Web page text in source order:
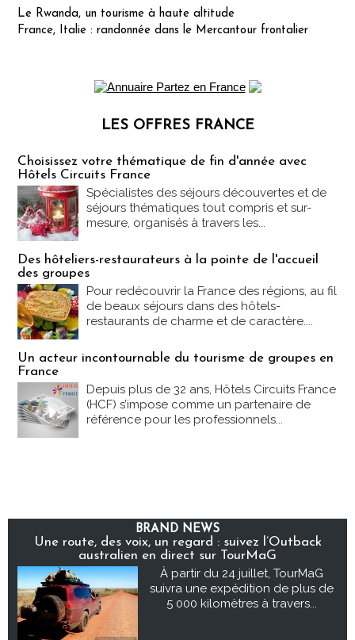
Le Rwanda, un tourisme à haute altitude
France, Italie : randonnée dans le Mercantour frontalier
LES OFFRES FRANCE
Choisissez votre thématique de fin d'année avec
Hôtels Circuits France
Spécialistes des séjours découvertes et de
séjours thématiques tout compris et sur-
mesure, organisés à travers les...
Des hôteliers-restaurateurs à la pointe de l'accueil
des groupes
Pour redécouvrir la France des régions, au fil
de beaux séjours dans des hôtels-
restaurants de charme et de caractère....
Un acteur incontournable du tourisme de groupes en
France
Depuis plus de 32 ans, Hôtels Circuits France
(HCF) s’impose comme un partenaire de
référence pour les professionnels...
BRAND NEWS
Une route, des voix, un regard : suivez l’Outback
australien en direct sur TourMaG
À partir du 24 juillet, TourMaG
suivra une expédition de plus de
5 000 kilomètres à travers...